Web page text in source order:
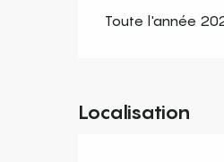
Toute l'année
Localisation